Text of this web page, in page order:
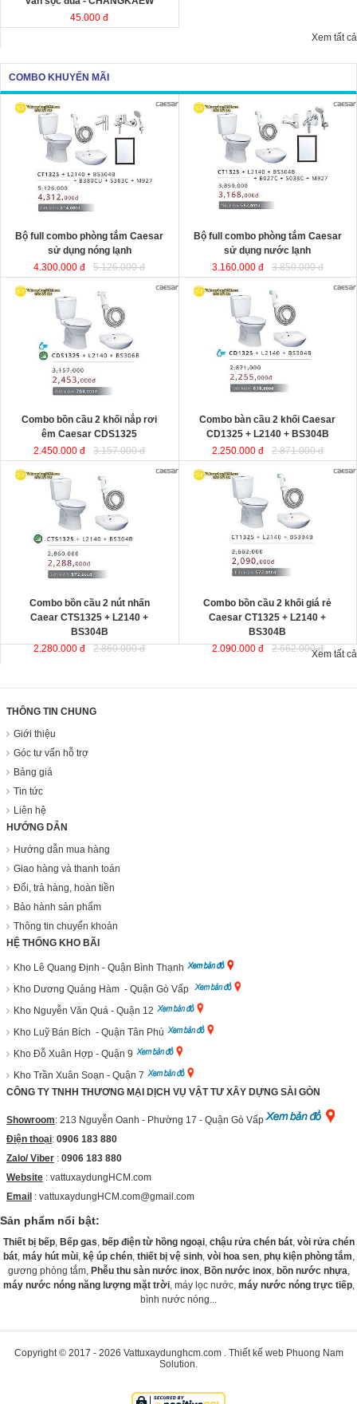
45.000 đ
Xem tất cả
COMBO KHUYẾN MÃI
Bộ full combo phòng tắm Caesar
sử dụng nóng lạnh
4.300.000 đ
5.126.000 đ
Bộ full combo phòng tắm Caesar
sử dụng nước lạnh
3.160.000 đ
3.850.000 đ
Combo bồn cầu 2 khối nắp rơi
êm Caesar CDS1325
2.450.000 đ
3.157.000 đ
Combo bàn cầu 2 khối Caesar
CD1325 + L2140 + BS304B
2.250.000 đ
2.871.000 đ
Combo bồn cầu 2 nút nhấn
Caear CTS1325 + L2140 +
BS304B
2.280.000 đ
2.860.000 đ
Combo bồn cầu 2 khối giá rẻ
Caesar CT1325 + L2140 +
BS304B
2.090.000 đ
2.662.000 đXem tất cả
THÔNG TIN CHUNG
Giới thiệu
Góc tư vấn hỗ trợ
Bảng giá
Tin tức
Liên hệ
HƯỚNG DẪN
Hướng dẫn mua hàng
Giao hàng và thanh toán
Đổi, trả hàng, hoàn tiền
Bảo hành sản phẩm
Thông tin chuyển khoản
HỆ THỐNG KHO BÃI
Kho Lê Quang Định - Quận Bình Thạnh
Kho Dương Quảng Hàm - Quận Gò Vấp
Kho Nguyễn Văn Quá - Quận 12
Kho Luỹ Bán Bích - Quận Tân Phú
Kho Đỗ Xuân Hợp - Quận 9
Kho Trần Xuân Soạn - Quận 7
CÔNG TY TNHH THƯƠNG MẠI DỊCH VỤ VẬT TƯ XÂY DỰNG SÀI GÒN
Showroom: 213 Nguyễn Oanh - Phường 17 - Quận Gò Vấp
Điện thoại: 0906 183 880
Zalo/ Viber : 0906 183 880
Website : vattuxaydungHCM.com
Email : vattuxaydungHCM.com@gmail.com
Sản phẩm nổi bật:
Thiết bị bếp, Bếp gas, bếp điện từ hồng ngoại, chậu rửa chén bát, vòi rửa chén
bát, máy hút mùi, kệ úp chén, thiết bị vệ sinh, vòi hoa sen, phụ kiện phòng tắm,
gương phòng tắm, Phễu thu sàn nước inox, Bồn nước inox, bồn nước nhựa,
máy nước nóng năng lượng mặt trời, máy lọc nước, máy nước nóng trực tiếp,
bình nước nóng...
Copyright © 2017 - 2026 Vattuxaydunghcm.com. Thiết kế web Phuong Nam
Solution.